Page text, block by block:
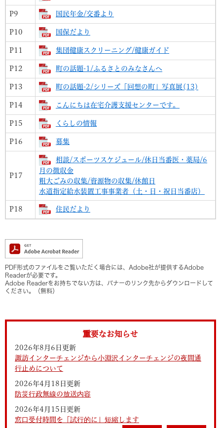
P9 国民年金/交番より
P10 国保だより
P11 集団健康スクリーニング/健康ガイド
P12 町の話題-1/ふるさとのみなさんへ
P13 町の話題-2/シリーズ「回想の町」写真展(13)
P14 こんにちは在宅介護支援センターです。
P15 くらしの情報
P16 募集
P17
相談/スポーツスケジュール/休日当番医・薬局/6
月の徴収金
粗大ごみの収集/資源物の収集/休館日
水道指定給水装置工事事業者（土・日・祝日当番店）
P18 住民だより
PDF形式のファイルをご覧いただく場合には、Adobe社が提供するAdobe
Readerが必要です。
Adobe Readerをお持ちでない方は、バナーのリンク先からダウンロードして
ください。（無料）
重要なお知らせ
2026年8月6日更新
諏訪インターチェンジから小淵沢インターチェンジの夜間通
行止めについて
2026年4月18日更新
防災行政無線の放送内容
2026年4月15日更新
窓口受付時間を「試行的に」短縮します